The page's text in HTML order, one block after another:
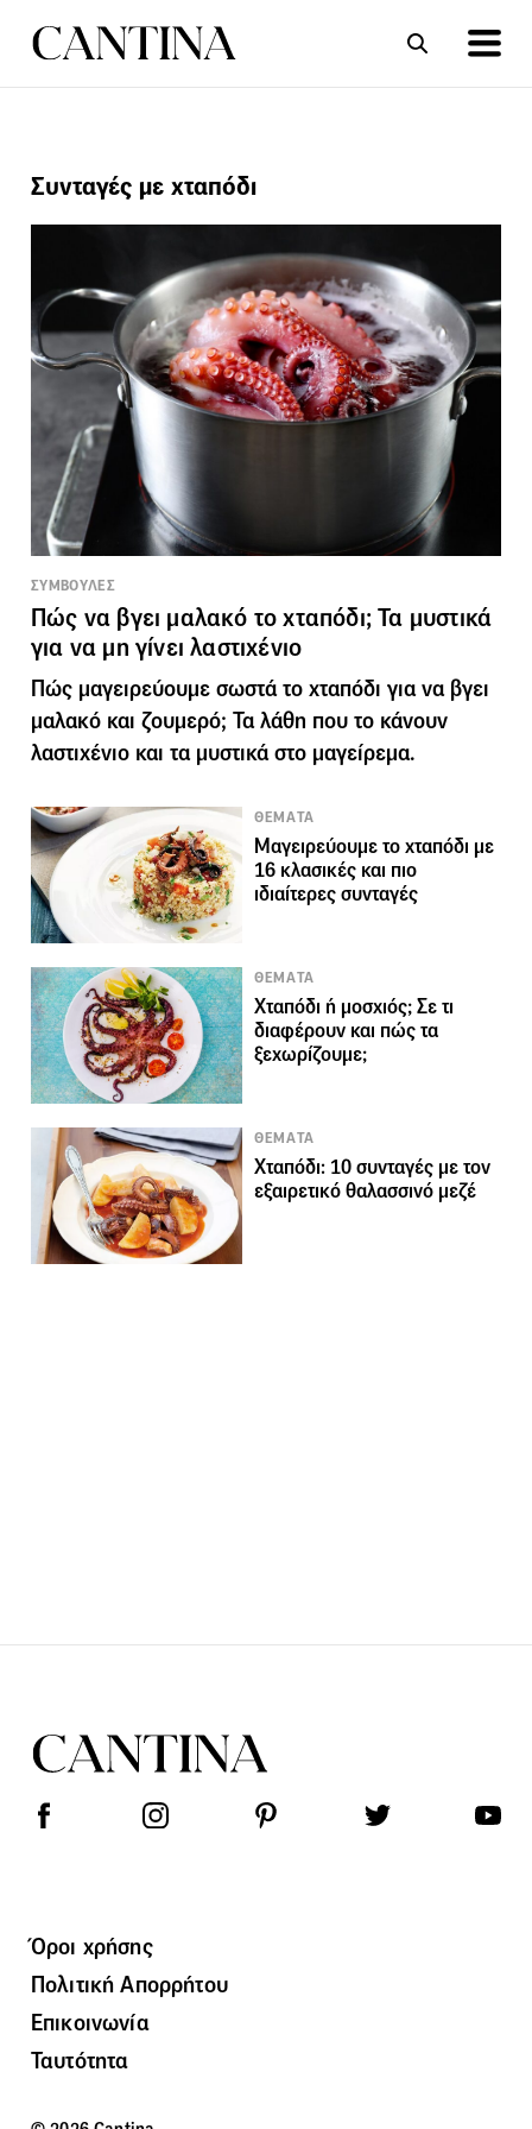
ΣΥΝΤΑΓΕΣ
Συνταγές με χταπόδι
ΣΥΜΒΟΥΛΕΣ
Πώς να βγει μαλακό το χταπόδι; Τα μυστικά
για να μη γίνει λαστιχένιο
Πώς μαγειρεύουμε σωστά το χταπόδι για να βγει
μαλακό και ζουμερό; Τα λάθη που το κάνουν
λαστιχένιο και τα μυστικά στο μαγείρεμα.
ΘΕΜΑΤΑ
Μαγειρεύουμε το χταπόδι με
16 κλασικές και πιο
ιδιαίτερες συνταγές
ΘΕΜΑΤΑ
Χταπόδι ή μοσχιός; Σε τι
διαφέρουν και πώς τα
ξεχωρίζουμε;
ΘΕΜΑΤΑ
Χταπόδι: 10 συνταγές με τον
εξαιρετικό θαλασσινό μεζέ
Όροι χρήσης
Πολιτική Απορρήτου
Επικοινωνία
Ταυτότητα